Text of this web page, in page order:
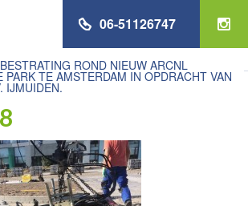
06-51126747
BESTRATING ROND NIEUW ARCNL
PARK TE AMSTERDAM IN OPDRACHT VAN
IJMUIDEN.